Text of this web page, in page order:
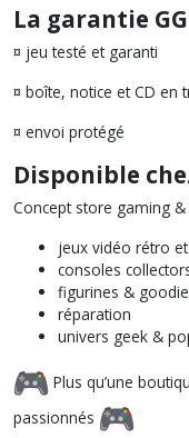
La garantie
¤ jeu testé et garanti
¤ boîte, notice et CD en
¤ envoi protégé
Disponible
Concept store gaming
jeux vidéo rétro
consoles
figurines &
réparation
univers geek &
Plus qu’une
passionnés